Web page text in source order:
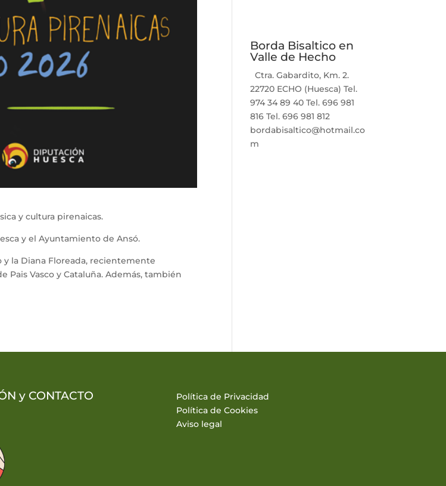
y cultura pirenaicas.
y el Ayuntamiento de Ansó.
la Diana Floreada, recientemente
Pais Vasco y Cataluña. Además, también
Borda Bisaltico en
Valle de Hecho
Ctra. Gabardito, Km. 2.
22720 ECHO (Huesca) Tel.
974 34 89 40 Tel. 696 981
816 Tel. 696 981 812
bordabisaltico@hotmail.co
m
y CONTACTO
Política de Privacidad
Política de Cookies
Aviso legal